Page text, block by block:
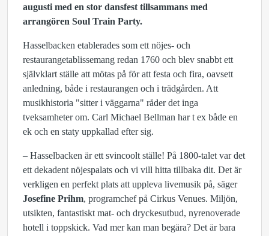
augusti med en stor dansfest tillsammans med
arrangören Soul Train Party.
Hasselbacken etablerades som ett nöjes- och
restaurangetablissemang redan 1760 och blev snabbt ett
självklart ställe att mötas på för att festa och fira, oavsett
anledning, både i restaurangen och i trädgården. Att
musikhistoria "sitter i väggarna" råder det inga
tveksamheter om. Carl Michael Bellman har t ex både en
ek och en staty uppkallad efter sig.
– Hasselbacken är ett svincoolt ställe! På 1800-talet var det
ett dekadent nöjespalats och vi vill hitta tillbaka dit. Det är
verkligen en perfekt plats att uppleva livemusik på, säger
Josefine Prihm, programchef på Cirkus Venues. Miljön,
utsikten, fantastiskt mat- och dryckesutbud, nyrenoverade
hotell i toppskick. Vad mer kan man begära? Det är bara